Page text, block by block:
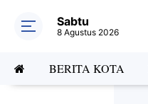
Sabtu
8 Agustus 2026
BERITA KOTA